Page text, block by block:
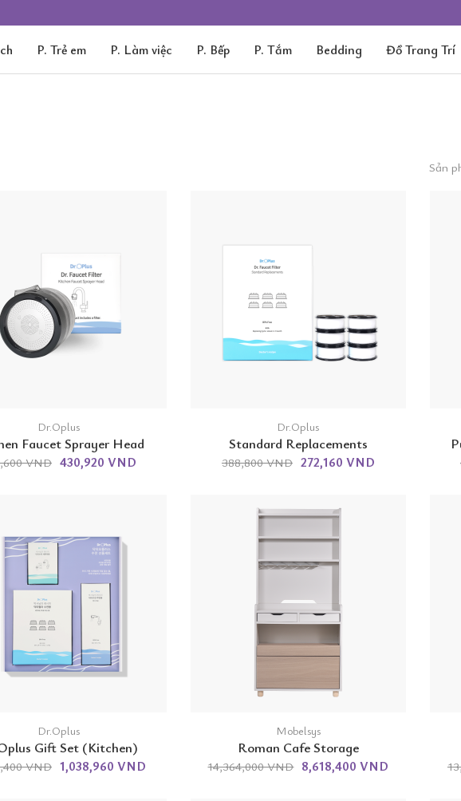
P. Trẻ em P. Làm việc P. Bếp P. Tắm Bedding Đồ Trang Trí
Sản
Dr.Oplus
Faucet Sprayer Head
VND 430,920 VND
Dr.Oplus
Standard Replacements
388,800 VND 272,160 VND
Dr.Oplus
Gift Set (Kitchen)
VND 1,038,960 VND
Mobelsys
Roman Cafe Storage
14,364,000 VND 8,618,400 VND